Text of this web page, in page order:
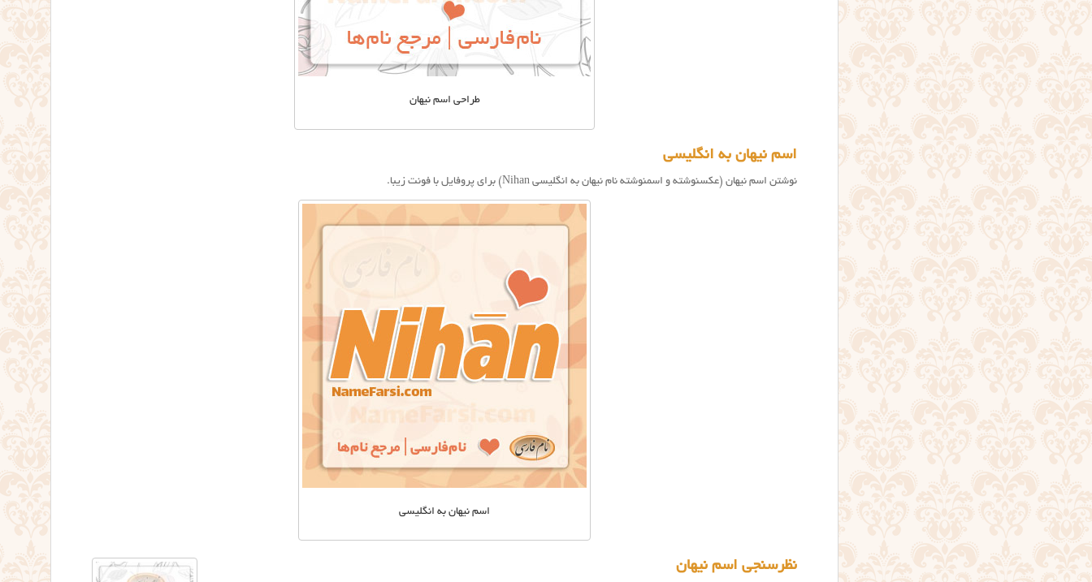
طراحی اسم نیهان
اسم نیهان به انگلیسی
نوشتن اسم نیهان (عکسنوشته و اسمنوشته نام نيهان به انگلیسی Nihan) برای پروفایل با فونت زیبا.
اسم نیهان به انگلیسی
نظرسنجی اسم نیهان